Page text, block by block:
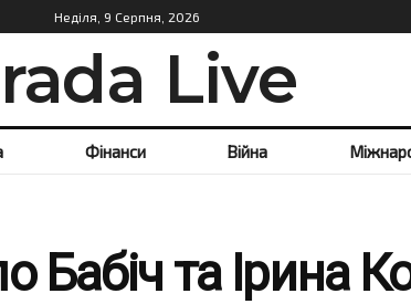
Неділя, 9 Серпня, 2026
Live
Фінанси Війна
Бабіч та Ірина